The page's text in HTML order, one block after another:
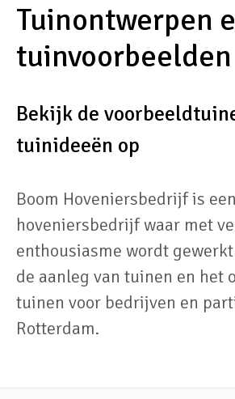
Tuinontwerpen
tuinvoorbeelden
Bekijk de
tuinideeën op
Boom Hoveniersbedrijf is
hoveniersbedrijf waar met
enthousiasme wordt
de aanleg van tuinen en het
tuinen voor bedrijven en
Rotterdam.